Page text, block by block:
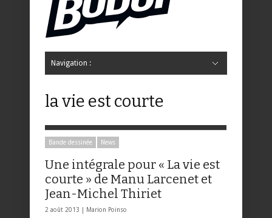
Navigation :
la vie est courte
Bande dessinée News
Une intégrale pour « La vie est
courte » de Manu Larcenet et
Jean-Michel Thiriet
2 août 2013 | Marion Poinso